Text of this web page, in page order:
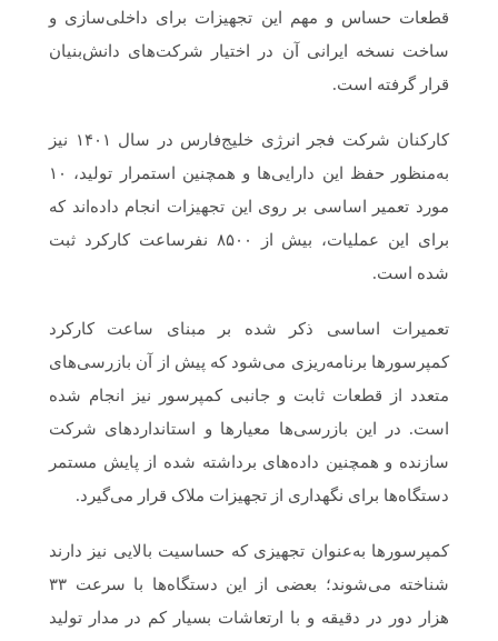
قطعات حساس و مهم این تجهیزات برای داخلی‌سازی و
ساخت نسخه ایرانی آن در اختیار شرکت‌های دانش‌بنیان
قرار گرفته است.
کارکنان شرکت فجر انرژی خلیج‌فارس در سال ۱۴۰۱ نیز
به‌منظور حفظ این دارایی‌ها و همچنین استمرار تولید، ۱۰
مورد تعمیر اساسی بر روی این تجهیزات انجام داده‌اند که
برای این عملیات، بیش از ۸۵۰۰ نفرساعت کارکرد ثبت
شده است.
تعمیرات اساسی ذکر شده بر مبنای ساعت کارکرد
کمپرسورها برنامه‌ریزی می‌شود که پیش از آن بازرسی‌های
متعدد از قطعات ثابت و جانبی کمپرسور نیز انجام شده
است. در این بازرسی‌ها معیارها و استانداردهای شرکت
سازنده و همچنین داده‌های برداشته شده از پایش مستمر
دستگاه‌ها برای نگهداری از تجهیزات ملاک قرار می‌گیرد.
کمپرسورها به‌عنوان تجهیزی که حساسیت بالایی نیز دارند
شناخته می‌شوند؛ بعضی از این دستگاه‌ها با سرعت ۳۳
هزار دور در دقیقه و با ارتعاشات بسیار کم در مدار تولید